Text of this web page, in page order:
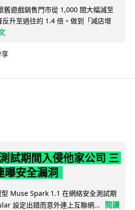
舊遊戲銷售門市從 1,000 間大幅減至
升至過往的 1.4 倍。做到「減店增
試期間入侵他家公司 三
曝安全漏洞
Muse Spark 1.1 在網絡安全測試期
設定出錯而意外連上互聯網...
閱讀